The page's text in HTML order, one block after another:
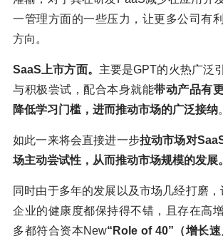
一管理方面的一些压力，让更多公司有
方向。
SaaS上市方面。 主要是GPT的火热广泛
与积极尝试，配合本身就能带动产品有
降低学习门槛，进而推动市场的广泛接纳。
如此一来将会直接进一步拉动市场对
场主动尝试性，从而推动市场规模的发展。
同时由于多年的发展以及市场几经打磨
企业的健康度都保持得不错，且存在高
多都符合资本New“Role of 40”（增长